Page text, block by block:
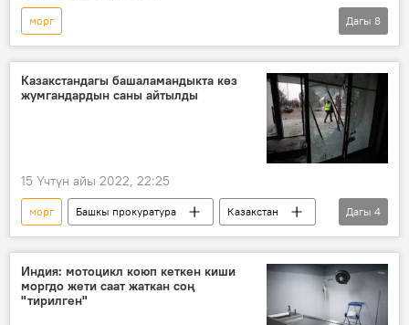
морг
Россиянын Донбассты коргоо боюнча атайын операциясы
Дүйнөдө
Россия
Украина
контрчабуул
Аскер
Дагы 8
Казакстандагы башаламандыкта көз
жумгандардын саны айтылды
15 Үчтүн айы 2022, 22:25
морг Башкы прокуратура
Казакстан
кылмыш иши
сөөк
башаламандык
Казакстан: 2022-жылдагы газ митингдери
Дагы 4
Индия: мотоцикл коюп кеткен киши
моргдо жети саат жаткан соң
"тирилген"